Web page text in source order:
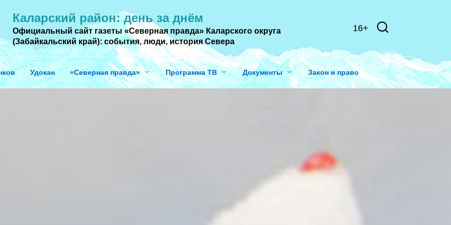
Каларский район: день за днём
Официальный сайт газеты «Северная правда» Каларского округа
(Забайкальский край): события, люди, история Cевера
16+
Удокан «Северная правда» Программа ТВ Документы Закон и право